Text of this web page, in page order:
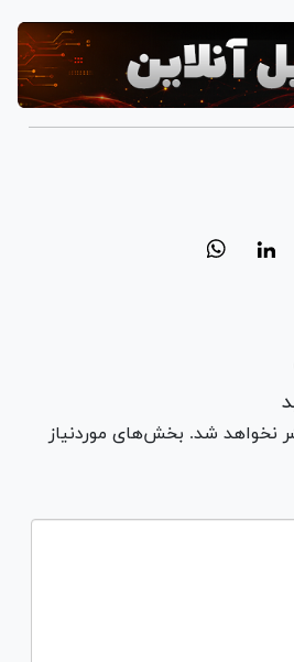
نخواهد شد. بخش‌های موردنیاز